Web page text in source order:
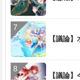
【議論
【議論